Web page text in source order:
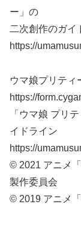
ー」の
二次創作のガイ
https://
ウマ娘プリティ
https://
「ウマ娘 プリ
イドライン
https://
© 2021 アニメ
製作委員会
© 2019 アニメ